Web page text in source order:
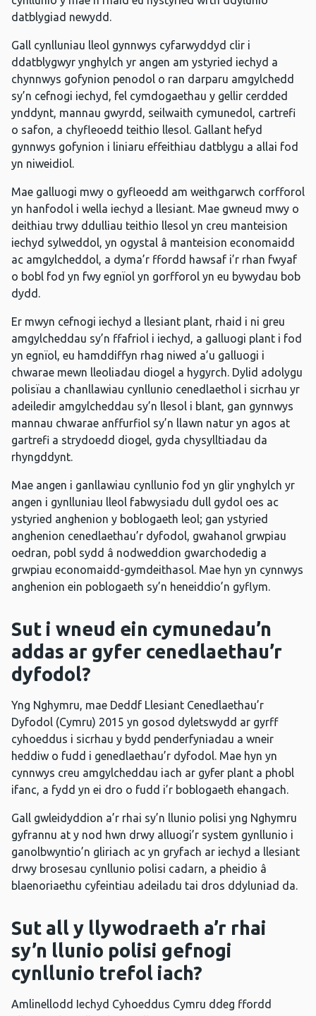
datblygiad newydd.
Gall cynlluniau lleol gynnwys cyfarwyddyd clir i
ddatblygwyr ynghylch yr angen am ystyried iechyd a
chynnwys gofynion penodol o ran darparu amgylchedd
sy’n cefnogi iechyd, fel cymdogaethau y gellir cerdded
ynddynt, mannau gwyrdd, seilwaith cymunedol, cartrefi
o safon, a chyfleoedd teithio llesol. Gallant hefyd
gynnwys gofynion i liniaru effeithiau datblygu a allai fod
yn niweidiol.
Mae galluogi mwy o gyfleoedd am weithgarwch corfforol
yn hanfodol i wella iechyd a llesiant. Mae gwneud mwy o
deithiau trwy ddulliau teithio llesol yn creu manteision
iechyd sylweddol, yn ogystal â manteision economaidd
ac amgylcheddol, a dyma’r ffordd hawsaf i’r rhan fwyaf
o bobl fod yn fwy egnïol yn gorfforol yn eu bywydau bob
dydd.
Er mwyn cefnogi iechyd a llesiant plant, rhaid i ni greu
amgylcheddau sy’n ffafriol i iechyd, a galluogi plant i fod
yn egnïol, eu hamddiffyn rhag niwed a’u galluogi i
chwarae mewn lleoliadau diogel a hygyrch. Dylid adolygu
polisïau a chanllawiau cynllunio cenedlaethol i sicrhau yr
adeiledir amgylcheddau sy’n llesol i blant, gan gynnwys
mannau chwarae anffurfiol sy’n llawn natur yn agos at
gartrefi a strydoedd diogel, gyda chysylltiadau da
rhyngddynt.
Mae angen i ganllawiau cynllunio fod yn glir ynghylch yr
angen i gynlluniau lleol fabwysiadu dull gydol oes ac
ystyried anghenion y boblogaeth leol; gan ystyried
anghenion cenedlaethau’r dyfodol, gwahanol grwpiau
oedran, pobl sydd â nodweddion gwarchodedig a
grwpiau economaidd-gymdeithasol. Mae hyn yn cynnwys
anghenion ein poblogaeth sy’n heneiddio’n gyflym.
Sut i wneud ein cymunedau’n
addas ar gyfer cenedlaethau’r
dyfodol?
Yng Nghymru, mae Deddf Llesiant Cenedlaethau’r
Dyfodol (Cymru) 2015 yn gosod dyletswydd ar gyrff
cyhoeddus i sicrhau y bydd penderfyniadau a wneir
heddiw o fudd i genedlaethau’r dyfodol. Mae hyn yn
cynnwys creu amgylcheddau iach ar gyfer plant a phobl
ifanc, a fydd yn ei dro o fudd i’r boblogaeth ehangach.
Gall gwleidyddion a’r rhai sy’n llunio polisi yng Nghymru
gyfrannu at y nod hwn drwy alluogi’r system gynllunio i
ganolbwyntio’n gliriach ac yn gryfach ar iechyd a llesiant
drwy brosesau cynllunio polisi cadarn, a pheidio â
blaenoriaethu cyfeintiau adeiladu tai dros ddyluniad da.
Sut all y llywodraeth a’r rhai
sy’n llunio polisi gefnogi
cynllunio trefol iach?
Amlinellodd Iechyd Cyhoeddus Cymru ddeg ffordd